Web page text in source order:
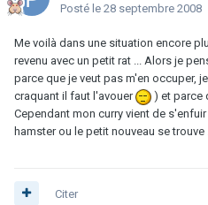
Posté le 28 septembre 2008
Me voilà dans une situation encore
revenu avec un petit rat ... Alors je
parce que je veut pas m'en occuper,
craquant il faut l'avouer
) et parce
Cependant mon curry vient de
hamster ou le petit nouveau se
Citer